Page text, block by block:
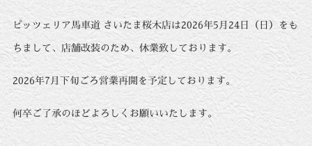
ピッツェリア馬車道 さいたま桜木店は2026年5月24日（日）をも
ちまして、店舗改装のため、休業致しております。
2026年7月下旬ごろ営業再開を予定しております。
何卒ご了承のほどよろしくお願いいたします。